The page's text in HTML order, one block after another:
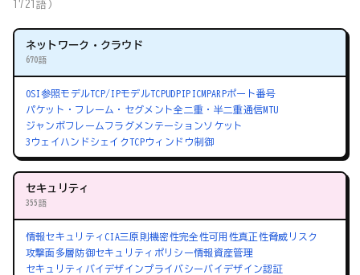
1721語）
ネットワーク・クラウド
670語
OSI参照モデルTCP/IPモデルTCPUDPIPICMPARPポート番号
パケット・フレーム・セグメント全二重・半二重通信MTU
ジャンボフレーム フラグメンテーションソケット
3ウェイハンドシェイクTCPウィンドウ制御
セキュリティ
355語
情報セキュリティ CIA三原則機密性完全性可用性真正性脅威 リスク
攻撃面多層防御セキュリティポリシー情報資産管理
セキュリティバイデザインプライバシーバイデザイン認証